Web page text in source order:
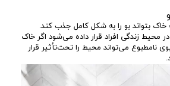
بتواند بو را به شکل کامل جذب کند.
در محیط زندگی افراد قرار داده می‌شود اگر خاک
نامطبوع می‌تواند محیط را تحت‌تأثیر قرار